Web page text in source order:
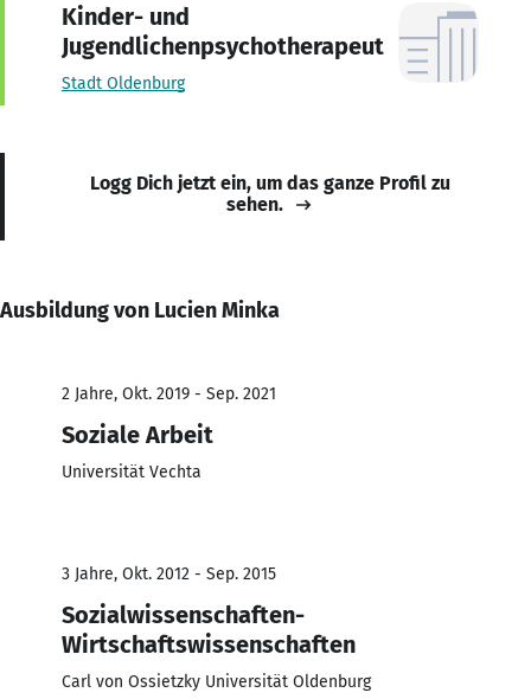
Kinder- und
Jugendlichenpsychotherapeut
Stadt Oldenburg
Logg Dich jetzt ein, um das ganze Profil zu
sehen.
Ausbildung von Lucien Minka
2 Jahre, Okt. 2019 - Sep. 2021
Soziale Arbeit
Universität Vechta
3 Jahre, Okt. 2012 - Sep. 2015
Sozialwissenschaften-
Wirtschaftswissenschaften
Carl von Ossietzky Universität Oldenburg